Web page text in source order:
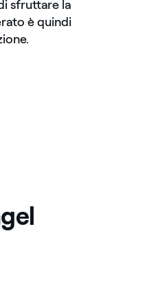
sfruttare la
è quindi